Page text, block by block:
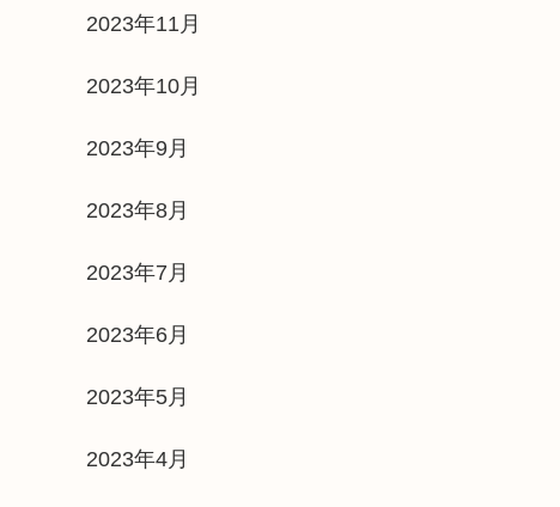
2023年11月
2023年10月
2023年9月
2023年8月
2023年7月
2023年6月
2023年5月
2023年4月